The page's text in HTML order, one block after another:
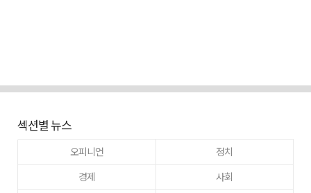
섹션별 뉴스
오피니언
정치
경제
사회